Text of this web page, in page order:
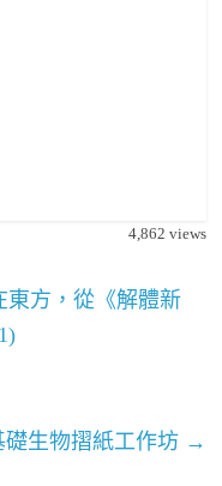
4,862 views
東方，從《解體新
礎生物摺紙工作坊 →